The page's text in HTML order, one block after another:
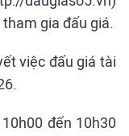
gia đấu giá.
việc đấu giá tài
đến 10h30